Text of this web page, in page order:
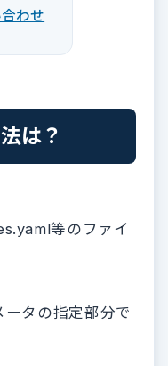
わせ
は？
等のファイ
タの指定部分で